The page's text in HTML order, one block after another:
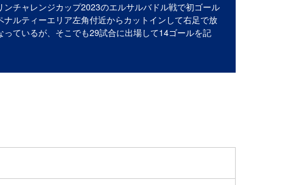
チャレンジカップ2023のエルサルバドル戦で初ゴール
ルティーエリア左角付近からカットインして右足で放
ているが、そこでも29試合に出場して14ゴールを記